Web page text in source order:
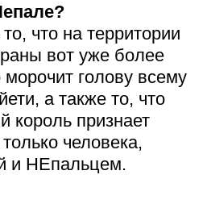
что на территории
вот уже более
голову всему
а также то, что
король признает
человека,
и НЕпальцем.